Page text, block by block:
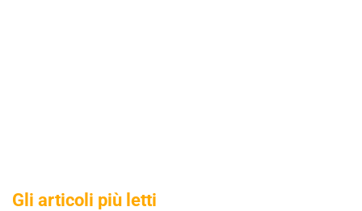
Gli articoli più letti